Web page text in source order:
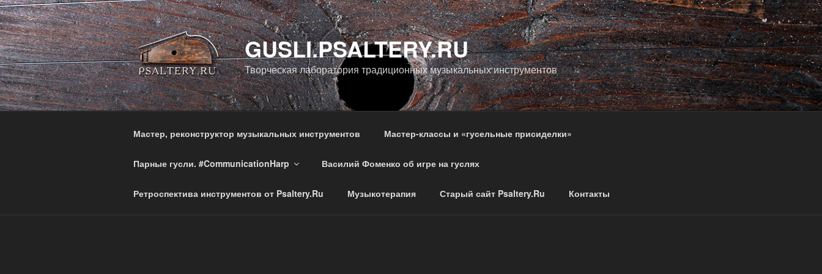
Перейти
к
содержимому
GUSLI.PSALTERY.RU
Творческая лаборатория традиционных музыкальных инструментов
Мастер, реконструктор музыкальных инструментов Мастер-классы и «гусельные присиделки»
Парные гусли. #CommunicationHarp Василий Фоменко об игре на гуслях
Ретроспектива инструментов от Psaltery.Ru Музыкотерапия Старый сайт Psaltery.Ru Контакты